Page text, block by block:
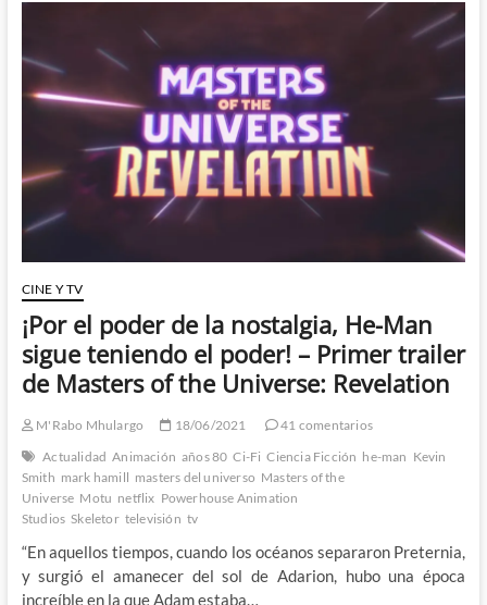
Universo:
Vuelve
el
Greyskull
1º
Parte
CINE Y TV
¡Por el poder de la nostalgia, He-Man
sigue teniendo el poder! – Primer trailer
de Masters of the Universe: Revelation
M'Rabo Mhulargo 18/06/2021
41 comentarios
Actualidad Animación años 80 Ci-Fi Ciencia Ficción he-man Kevin
Smith mark hamill masters del universo Masters of the
Universe Motu netflix Powerhouse Animation
Studios Skeletor televisión tv
“En aquellos tiempos, cuando los océanos separaron Preternia,
y surgió el amanecer del sol de Adarion, hubo una época
increíble en la que Adam estaba…